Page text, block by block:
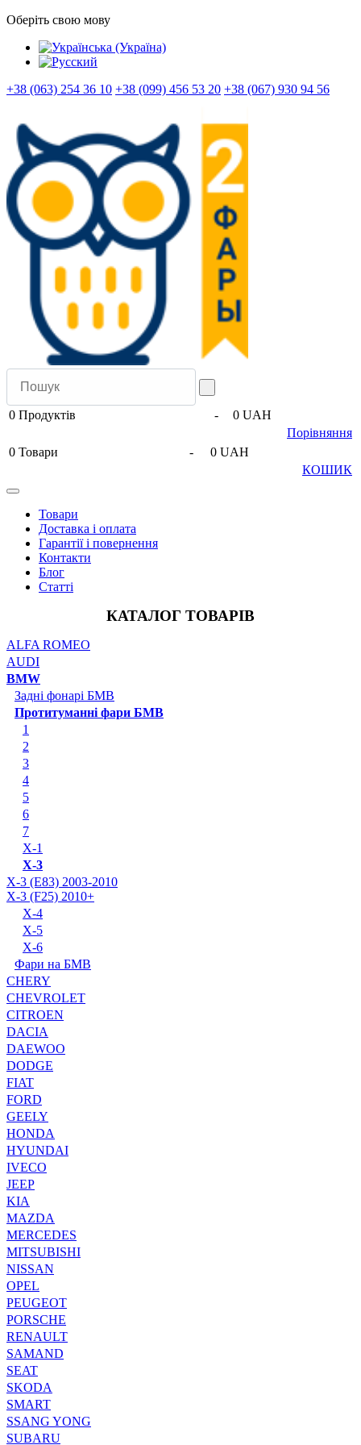
Оберіть свою мову
+38 (063) 254 36 10 +38 (099) 456 53 20 +38 (067) 930 94 56
0 Продуктів -
0 UAH
Порівняння
0 Товари -
0 UAH
КОШИК
Товари
Доставка і оплата
Гарантії і повернення
Контакти
Блог
Статті
КАТАЛОГ ТОВАРІВ
ALFA ROMEO
AUDI
BMW
Задні фонарі БМВ
Протитуманні фари БМВ
1
2
3
4
5
6
7
X-1
X-3
X-3 (E83) 2003-2010
X-3 (F25) 2010+
X-4
X-5
X-6
Фари на БМВ
CHERY
CHEVROLET
CITROEN
DACIA
DAEWOO
DODGE
FIAT
FORD
GEELY
HONDA
HYUNDAI
IVECO
JEEP
KIA
MAZDA
MERCEDES
MITSUBISHI
NISSAN
OPEL
PEUGEOT
PORSCHE
RENAULT
SAMAND
SEAT
SKODA
SMART
SSANG YONG
SUBARU